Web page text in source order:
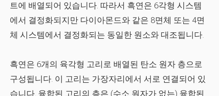
트에 배열되어 있습니다. 따라서 흑연은 6각형 시스템
에서 결정화되지만 다이아몬드와 같은 8면체 또는 4면
체 시스템에서 결정화되는 동일한 원소와 대조됩니다.
흑연은 6개의 육각형 고리로 배열된 탄소 원자 층으로
구성됩니다. 이 고리는 가장자리에서 서로 연결되어 있
습니다. 융합된 고리의 층은 (수소 원자가 없는) 융합된